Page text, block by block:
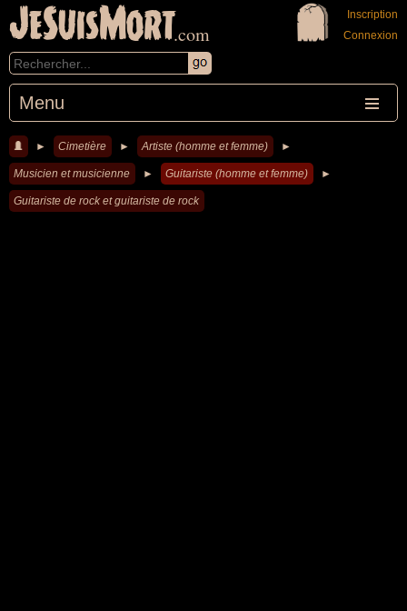
JeSuisMort.com
Menu
Inscription
Connexion
► Cimetière ► Artiste (homme et femme) ►
Musicien et musicienne ► Guitariste (homme et femme) ►
Guitariste de rock et guitariste de rock